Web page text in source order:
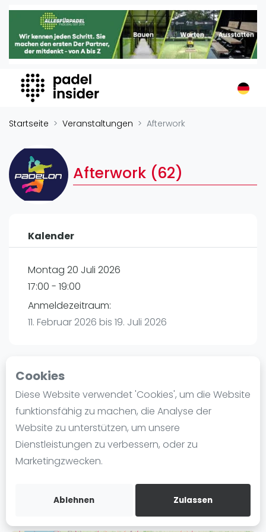
Cookies
Diese Website verwendet 'Cookies', um die Website
funktionsfähig zu machen, die Analyse der
Website zu unterstützen, um unsere
Dienstleistungen zu verbessern, oder zu
Marketingzwecken.
Ablehnen Zulassen
Padel Insider
Home
Organisationen
Buchungssysteme
Padel-Shops
Padelplatzbauer
Verschiedenes
Veranstaltungen
International
Ranking
Männer
Frauen
Blog
Die Geschichte von Padel
Regeln und Punktzählung
Padel Schläge
Video
Startseite Veranstaltungen Afterwork
Afterwork (62)
Kalender
Montag 20 Juli 2026
17:00 - 19:00
Anmeldezeitraum:
11. Februar 2026 bis 19. Juli 2026
Playtomic (Abgesagt))
Padelon Essen | Essen
Worringstr. 250a
45289Essen
Routebeschrijving